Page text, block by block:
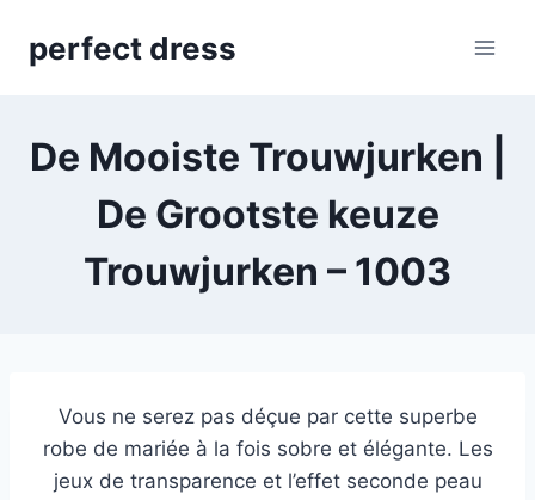
perfect dress
De Mooiste Trouwjurken |
De Grootste keuze
Trouwjurken‎ – 1003
Vous ne serez pas déçue par cette superbe
robe de mariée à la fois sobre et élégante. Les
jeux de transparence et l’effet seconde peau